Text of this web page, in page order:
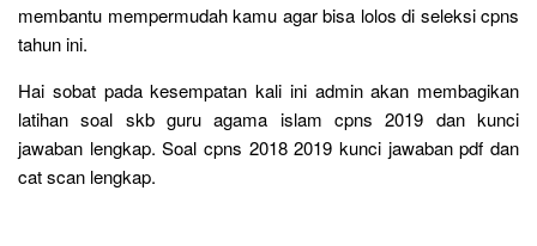
membantu mempermudah kamu agar bisa lolos di seleksi cpns
tahun ini.
Hai sobat pada kesempatan kali ini admin akan membagikan
latihan soal skb guru agama islam cpns 2019 dan kunci
jawaban lengkap. Soal cpns 2018 2019 kunci jawaban pdf dan
cat scan lengkap.